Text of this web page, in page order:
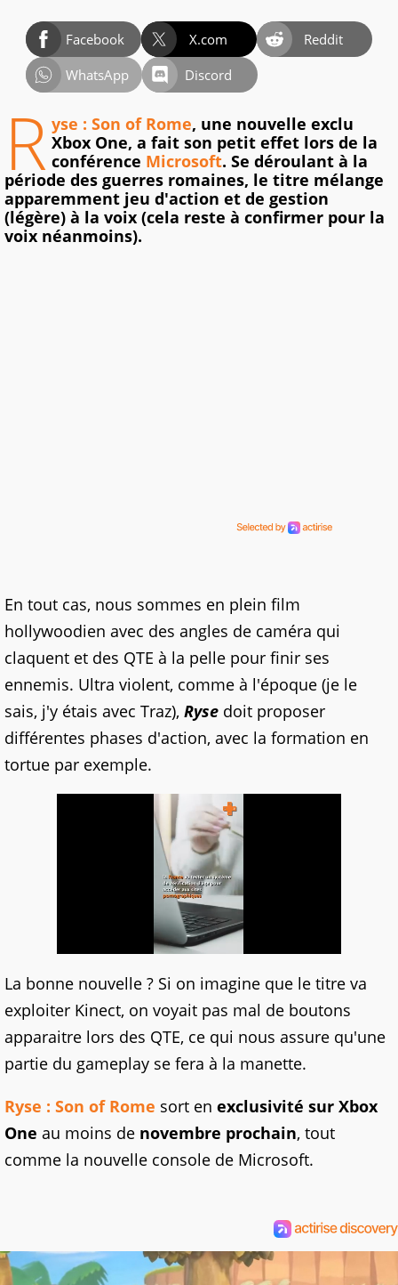
Facebook X.com
Reddit
WhatsApp
Discord
R yse : Son of Rome, une nouvelle exclu
Xbox One, a fait son petit effet lors de la
conférence Microsoft. Se déroulant à la
période des guerres romaines, le titre mélange
apparemment jeu d'action et de gestion
(légère) à la voix (cela reste à confirmer pour la
voix néanmoins).
En tout cas, nous sommes en plein film
hollywoodien avec des angles de caméra qui
claquent et des QTE à la pelle pour finir ses
ennemis. Ultra violent, comme à l'époque (je le
sais, j'y étais avec Traz), Ryse doit proposer
différentes phases d'action, avec la formation en
tortue par exemple.
La bonne nouvelle ? Si on imagine que le titre va
exploiter Kinect, on voyait pas mal de boutons
apparaitre lors des QTE, ce qui nous assure qu'une
partie du gameplay se fera à la manette.
Ryse : Son of Rome sort en exclusivité sur Xbox
One au moins de novembre prochain, tout
comme la nouvelle console de Microsoft.